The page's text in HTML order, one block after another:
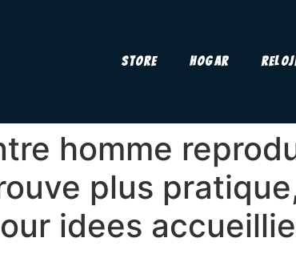
Store Hogar
homme
plus
idees